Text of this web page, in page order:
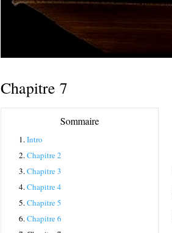
Chapitre 7
Sommaire
1.Intro
2.Chapitre 2
3.Chapitre 3
4.Chapitre 4
5.Chapitre 5
6.Chapitre 6